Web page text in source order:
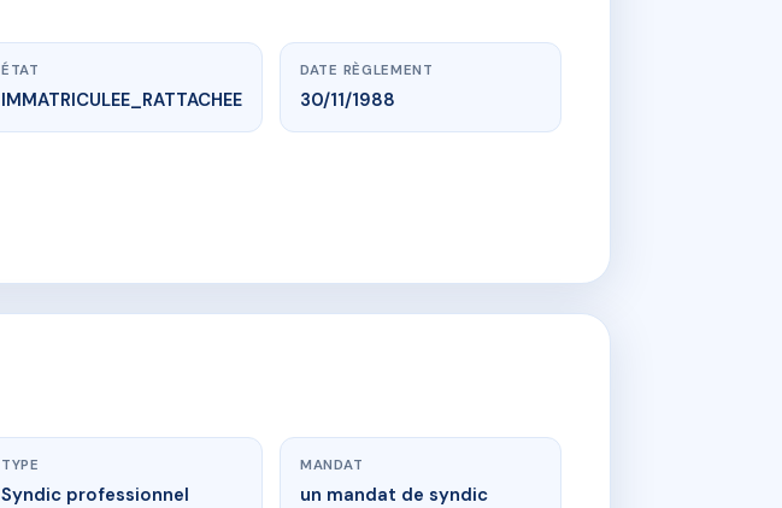
ÉTAT
IMMATRICULEE_RATTACHEE
DATE RÈGLEMENT
30/11/1988
TYPE
Syndic professionnel
MANDAT
un mandat de syndic